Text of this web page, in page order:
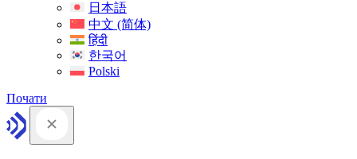
日本語
中文 (简体)
हिंदी
한국어
Polski
Почати